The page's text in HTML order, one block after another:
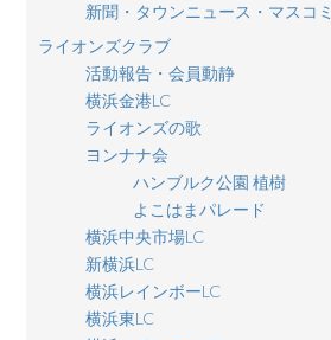
新聞・タウンニュース・マスコミ
ライオンズクラブ
活動報告・会員動静
横浜金港LC
ライオンズの歌
ヨンナナ会
ハンブルク公園 植樹
よこはまパレード
横浜中央市場LC
新横浜LC
横浜レインボーLC
横浜東LC